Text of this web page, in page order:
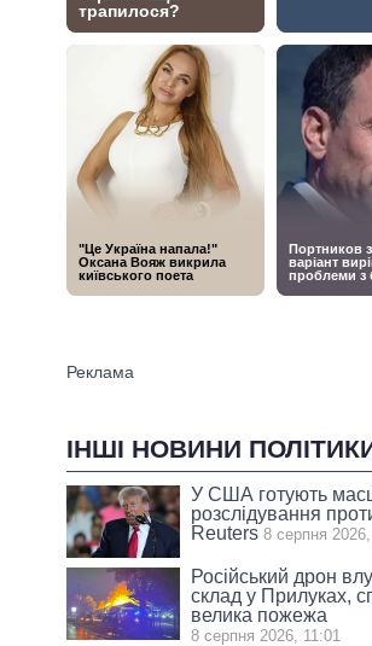
ІНШІ НОВИНИ
У США готують
розслідування
Reuters 8 серпня
Російський дрон
склад у Прилуках,
велика пожежа
8 серпня 2026, 11:01